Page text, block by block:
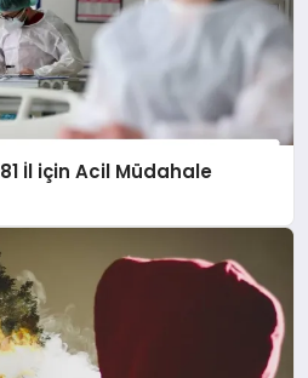
İl için Acil Müdahale